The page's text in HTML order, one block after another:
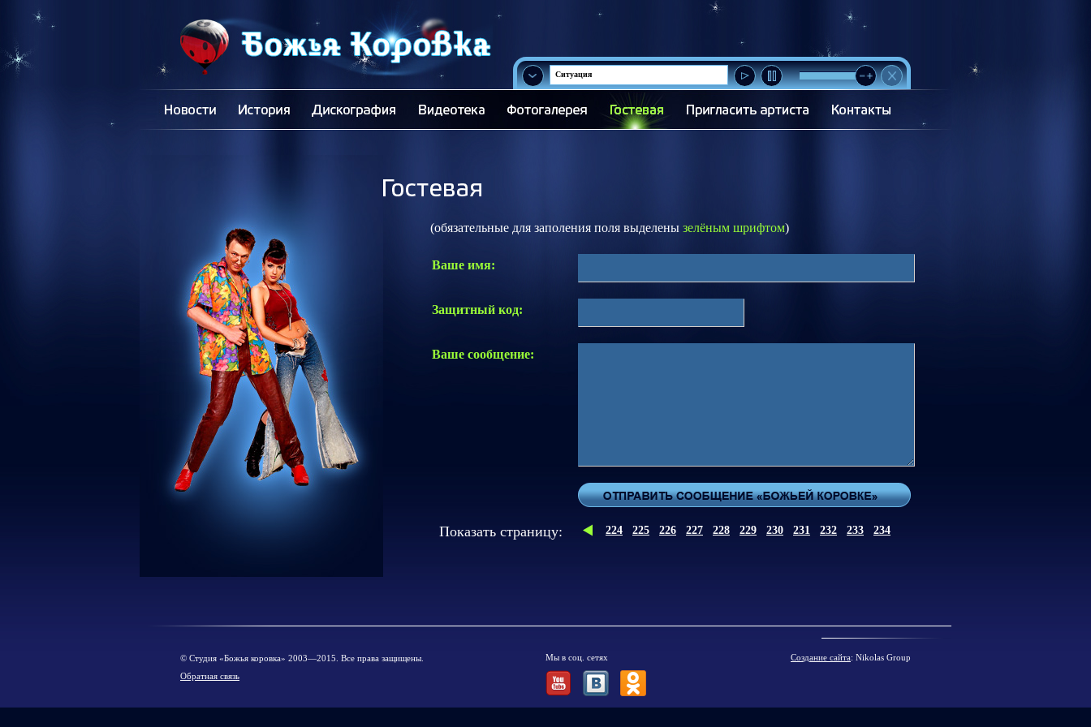
Ситуация
(обязательные для заполения поля выделены зелёным шрифтом)
Ваше имя:
Защитный код:
Ваше сообщение:
Показать cтраницу: 224 225 226 227 228 229 230 231 232 233 234
© Cтудия «Божья коровка» 2003—2015. Все права защищены.
Обратная связь
Мы в соц. сетях Создание сайта: Nikolas Group